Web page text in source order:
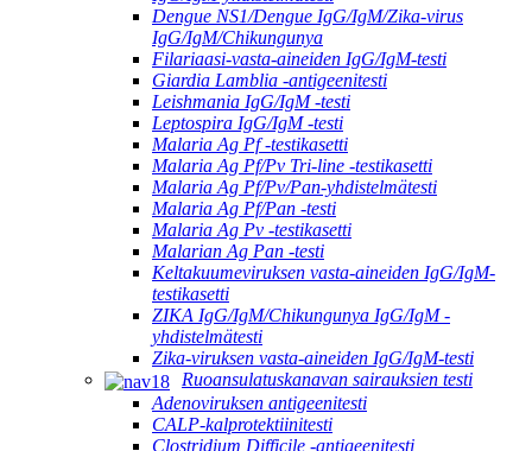
Dengue NS1/Dengue IgG/IgM/Zika-virus
IgG/IgM/Chikungunya
Filariaasi-vasta-aineiden IgG/IgM-testi
Giardia Lamblia -antigeenitesti
Leishmania IgG/IgM -testi
Leptospira IgG/IgM -testi
Malaria Ag Pf -testikasetti
Malaria Ag Pf/Pv Tri-line -testikasetti
Malaria Ag Pf/Pv/Pan-yhdistelmätesti
Malaria Ag Pf/Pan -testi
Malaria Ag Pv -testikasetti
Malarian Ag Pan -testi
Keltakuumeviruksen vasta-aineiden IgG/IgM-
testikasetti
ZIKA IgG/IgM/Chikungunya IgG/IgM -
yhdistelmätesti
Zika-viruksen vasta-aineiden IgG/IgM-testi
Ruoansulatuskanavan sairauksien testi
Adenoviruksen antigeenitesti
CALP-kalprotektiinitesti
Clostridium Difficile -antigeenitesti